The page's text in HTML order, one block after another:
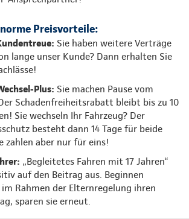
Preisvorteile:
Sie haben weitere Verträge
lange unser Kunde? Dann erhalten Sie
Plus: Sie machen Pause vom
Schadenfreiheitsrabatt bleibt bis zu 10
Sie wechseln Ihr Fahrzeug? Der
besteht dann 14 Tage für beide
zahlen aber nur für eins!
„Begleitetes Fahren mit 17 Jahren“
auf den Beitrag aus. Beginnen
Rahmen der Elternregelung ihren
sparen sie erneut.